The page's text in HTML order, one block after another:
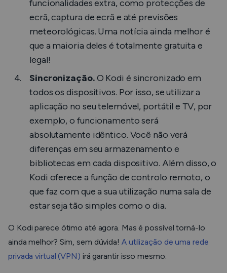
funcionalidades extra, como protecções de
ecrã, captura de ecrã e até previsões
meteorológicas. Uma notícia ainda melhor é
que a maioria deles é totalmente gratuita e
legal!
Sincronização.O Kodi é sincronizado em
todos os dispositivos. Por isso, se utilizar a
aplicação no seu telemóvel, portátil e TV, por
exemplo, o funcionamento será
absolutamente idêntico. Você não verá
diferenças em seu armazenamento e
bibliotecas em cada dispositivo. Além disso, o
Kodi oferece a função de controlo remoto, o
que faz com que a sua utilização numa sala de
estar seja tão simples como o dia.
O Kodi parece ótimo até agora. Mas é possível torná-lo
ainda melhor? Sim, sem dúvida! A utilização de uma rede
privada virtual (VPN) irá garantir isso mesmo.